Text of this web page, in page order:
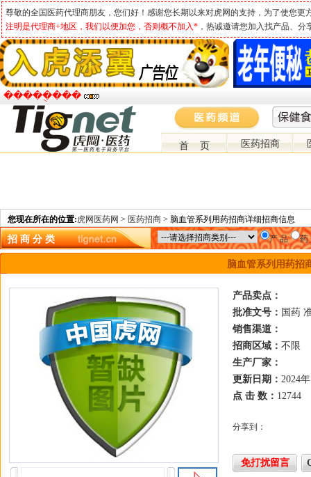
尊敬的全国医药代理商朋友，您们好！感谢您长期以来对虎网的支持，为了使您更
注明是代理商+地区，我们以便加您，否则概不加入* ，热诚邀请您加入找产品、
�����ֻ���
首 页 医药招商
您现在所在的位置:虎网医药网 > 医药招商 > 脑血管系列用药招商详细招商信息
招 商 分 类 产 品 药
脑血管系列用药招
产品卖点：
批准文号： 国药
销售渠道：
招商区域： 不限
生产厂家：
更新日期： 2024
点 击 数： 12744
分享到：
免打扰留言